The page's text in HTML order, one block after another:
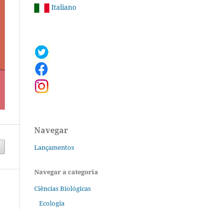
Italiano
Navegar
Lançamentos
Navegar a categoria
Ciências Biológicas
Ecologia